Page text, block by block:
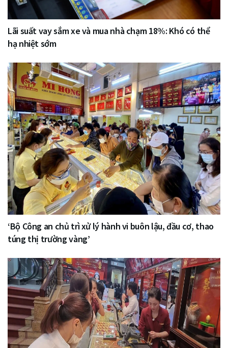
Lãi suất vay sắm xe và mua nhà chạm 18%: Khó có thể
hạ nhiệt sớm
‘Bộ Công an chủ trì xử lý hành vi buôn lậu, đầu cơ, thao
túng thị trường vàng’